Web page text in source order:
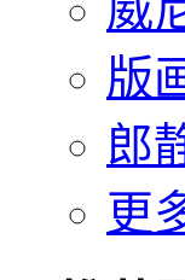
版
郎
更